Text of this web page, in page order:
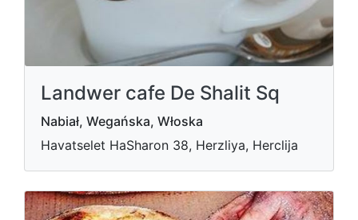
Landwer cafe De Shalit Sq
Nabiał, Wegańska, Włoska
Havatselet HaSharon 38, Herzliya, Herclija